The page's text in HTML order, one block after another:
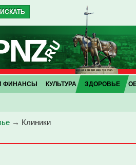
ФИНАНСЫ КУЛЬТУРА ЗДОРОВЬЕ
→ Клиники